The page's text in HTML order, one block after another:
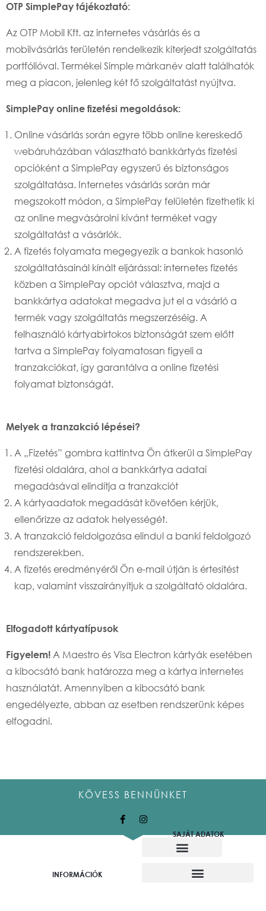
OTP SimplePay tájékoztató:
Az OTP Mobil Kft. az internetes vásárlás és a
mobilvásárlás területén rendelkezik kiterjedt szolgáltatás
portfólióval. Termékei Simple márkanév alatt találhatók
meg a piacon, jelenleg két fő szolgáltatást nyújtva.
SimplePay online fizetési megoldások:
Online vásárlás során egyre több online kereskedő
webáruházában választható bankkártyás fizetési
opcióként a SimplePay egyszerű és biztonságos
szolgáltatása. Internetes vásárlás során már
megszokott módon, a SimplePay felületén fizethetik ki
az online megvásárolni kívánt terméket vagy
szolgáltatást a vásárlók.
A fizetés folyamata megegyezik a bankok hasonló
szolgáltatásainál kínált eljárással: internetes fizetés
közben a SimplePay opciót választva, majd a
bankkártya adatokat megadva jut el a vásárló a
termék vagy szolgáltatás megszerzéséig. A
felhasználó kártyabirtokos biztonságát szem előtt
tartva a SimplePay folyamatosan figyeli a
tranzakciókat, így garantálva a online fizetési
folyamat biztonságát.
Melyek a tranzakció lépései?
A „Fizetés” gombra kattintva Ön átkerül a SimplePay
fizetési oldalára, ahol a bankkártya adatai
megadásával elindítja a tranzakciót
A kártyaadatok megadását követően kérjük,
ellenőrizze az adatok helyességét.
A tranzakció feldolgozása elindul a banki feldolgozó
rendszerekben.
A fizetés eredményéről Ön e-mail útján is értesítést
kap, valamint visszairányítjuk a szolgáltató oldalára.
Elfogadott kártyatípusok
Figyelem! A Maestro és Visa Electron kártyák esetében
a kibocsátó bank határozza meg a kártya internetes
használatát. Amennyiben a kibocsátó bank
engedélyezte, abban az esetben rendszerünk képes
elfogadni.
KÖVESS BENNÜNKET
INFORMÁCIÓK
SAJÁT ADATOK